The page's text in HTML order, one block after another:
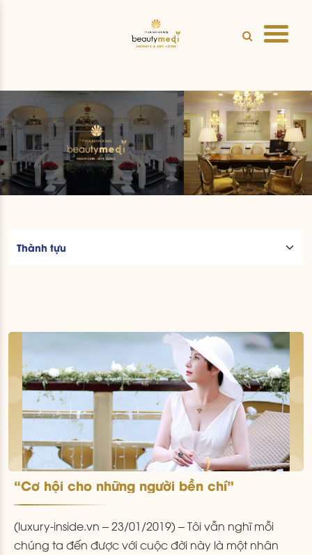
“Cơ hội cho những người bền chí”
(luxury-inside.vn – 23/01/2019) – Tôi vẫn nghĩ mỗi
chúng ta đến được với cuộc đời này là một nhân